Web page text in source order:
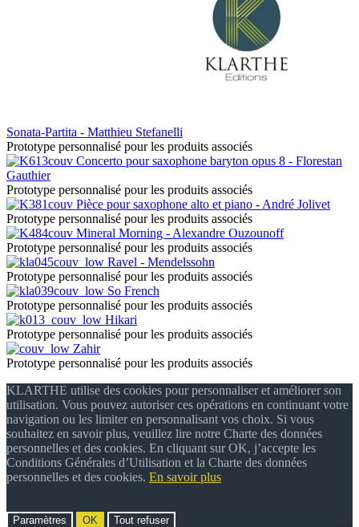
Sonata-Partita - Matthieu Stefanelli
Prototype personnalisé pour les produits associés
Concerto pour saxophone baryton opus 8 - Florestan
Gauthier
Prototype personnalisé pour les produits associés
Pièce pour saxophone alto et piano - André Jolivet
Prototype personnalisé pour les produits associés
Mineral Morning - Alexandre Ouzounoff
Prototype personnalisé pour les produits associés
Ravel - Mendelssohn
Prototype personnalisé pour les produits associés
So French
Prototype personnalisé pour les produits associés
Hikari
Prototype personnalisé pour les produits associés
Zahir
Prototype personnalisé pour les produits associés
KLARTHE utilise des cookies pour personnaliser et améliorer son
utilisation. Vous pouvez autoriser ces opérations en continuant votre
navigation ou les limiter en personnalisant vos choix. Si vous
souhaitez en savoir plus, veuillez lire notre Charte des données
personnelles et des cookies. En cliquant sur OK, j’accepte les
Conditions Générales d’Utilisation et la Charte des données
personnelles et des cookies. En savoir plus
Paramètres OK Tout refuser